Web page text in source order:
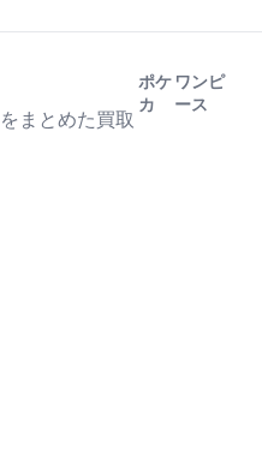
まとめた買取
ポケ
カ
ワンピ
ース